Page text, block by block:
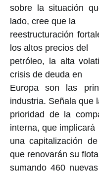
sobre la situación
lado, cree que la
reestructuración
los altos precios del
petróleo, la alta
crisis de deuda en
Europa son las
industria. Señala que
prioridad de la
interna, que implicará
una capitalización
que renovarán su
sumando 460